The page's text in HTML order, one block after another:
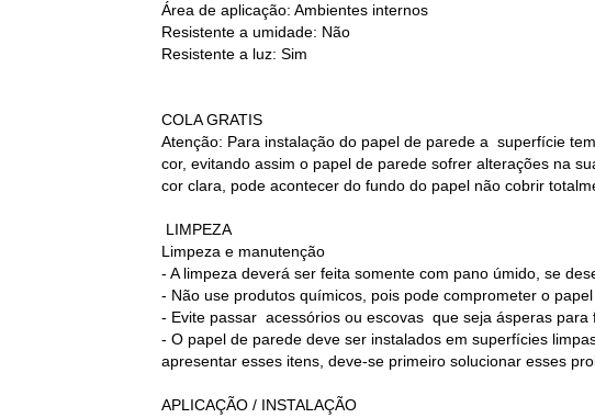
Área de aplicação: Ambientes internos
Resistente a umidade: Não
Resistente a luz: Sim
COLA GRATIS
Atenção: Para instalação do papel de parede a superfície
cor, evitando assim o papel de parede sofrer alterações na
cor clara, pode acontecer do fundo do papel não cobrir
LIMPEZA
Limpeza e manutenção
- A limpeza deverá ser feita somente com pano úmido, se
- Não use produtos químicos, pois pode comprometer o papel
- Evite passar acessórios ou escovas que seja ásperas para
- O papel de parede deve ser instalados em superfícies
apresentar esses itens, deve-se primeiro solucionar esses
APLICAÇÃO / INSTALAÇÃO